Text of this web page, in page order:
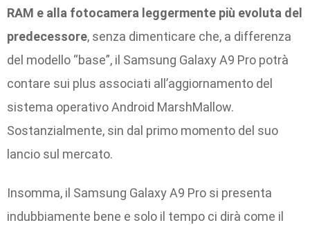
RAM e alla fotocamera leggermente più evoluta del
predecessore, senza dimenticare che, a differenza
del modello “base”, il Samsung Galaxy A9 Pro potrà
contare sui plus associati all’aggiornamento del
sistema operativo Android MarshMallow.
Sostanzialmente, sin dal primo momento del suo
lancio sul mercato.
Insomma, il Samsung Galaxy A9 Pro si presenta
indubbiamente bene e solo il tempo ci dirà come il